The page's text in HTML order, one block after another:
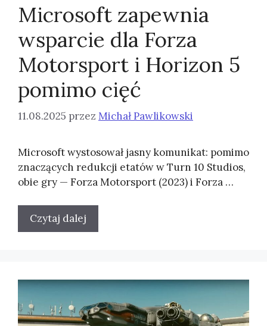
Microsoft zapewnia
wsparcie dla Forza
Motorsport i Horizon 5
pomimo cięć
11.08.2025 przez Michał Pawlikowski
Microsoft wystosował jasny komunikat: pomimo
znaczących redukcji etatów w Turn 10 Studios,
obie gry — Forza Motorsport (2023) i Forza …
Czytaj dalej